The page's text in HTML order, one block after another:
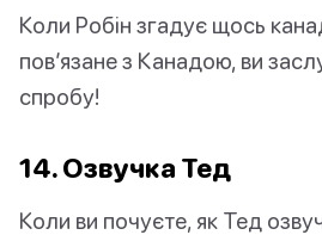
Коли Робін згадує щось
пов’язане з Канадою, ви
спробу!
14. Озвучка Тед
Коли ви почуєте, як Тед